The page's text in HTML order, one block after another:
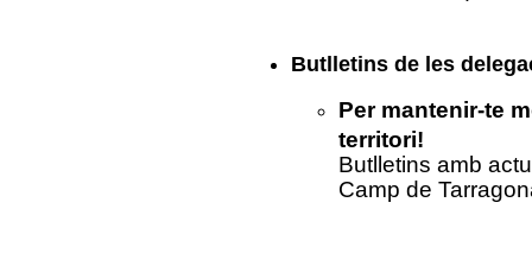
Butlletins de les
Per mantenir-te
territori!
Butlletins amb
Camp de